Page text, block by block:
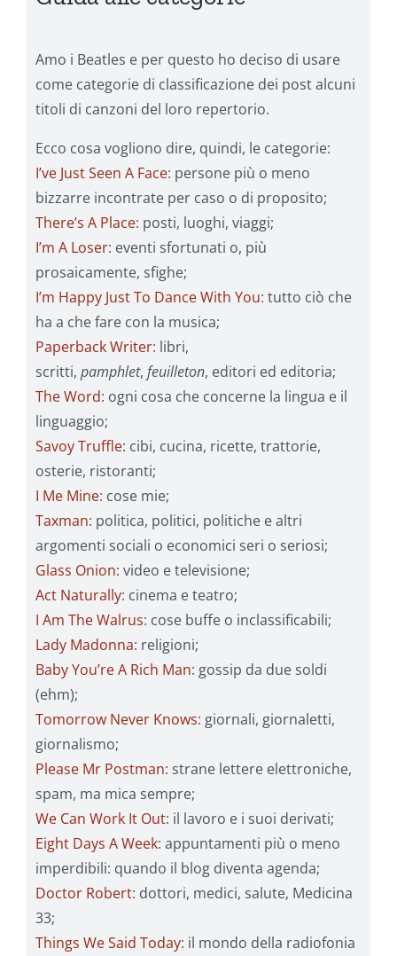
Amo i Beatles e per questo ho deciso di usare
come categorie di classificazione dei post alcuni
titoli di canzoni del loro repertorio.
Ecco cosa vogliono dire, quindi, le categorie:
I’ve Just Seen A Face: persone più o meno
bizzarre incontrate per caso o di proposito;
There’s A Place: posti, luoghi, viaggi;
I’m A Loser: eventi sfortunati o, più
prosaicamente, sfighe;
I’m Happy Just To Dance With You: tutto ciò che
ha a che fare con la musica;
Paperback Writer: libri,
scritti, pamphlet, feuilleton, editori ed editoria;
The Word: ogni cosa che concerne la lingua e il
linguaggio;
Savoy Truffle: cibi, cucina, ricette, trattorie,
osterie, ristoranti;
I Me Mine: cose mie;
Taxman: politica, politici, politiche e altri
argomenti sociali o economici seri o seriosi;
Glass Onion: video e televisione;
Act Naturally: cinema e teatro;
I Am The Walrus: cose buffe o inclassificabili;
Lady Madonna: religioni;
Baby You’re A Rich Man: gossip da due soldi
(ehm);
Tomorrow Never Knows: giornali, giornaletti,
giornalismo;
Please Mr Postman: strane lettere elettroniche,
spam, ma mica sempre;
We Can Work It Out: il lavoro e i suoi derivati;
Eight Days A Week: appuntamenti più o meno
imperdibili: quando il blog diventa agenda;
Doctor Robert: dottori, medici, salute, Medicina
33;
Things We Said Today: il mondo della radiofonia